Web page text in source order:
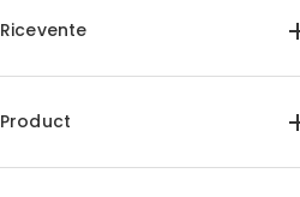
Ricevente
Per Mamma(9)
Product